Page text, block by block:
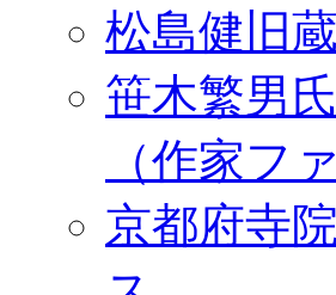
松島健旧
笹木繁男
（作家フ
京都府寺